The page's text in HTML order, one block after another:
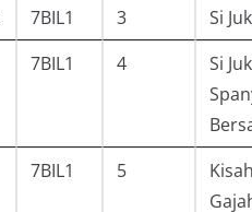
7BIL1 3 Si
7BIL1 4
Si
7BIL1 5